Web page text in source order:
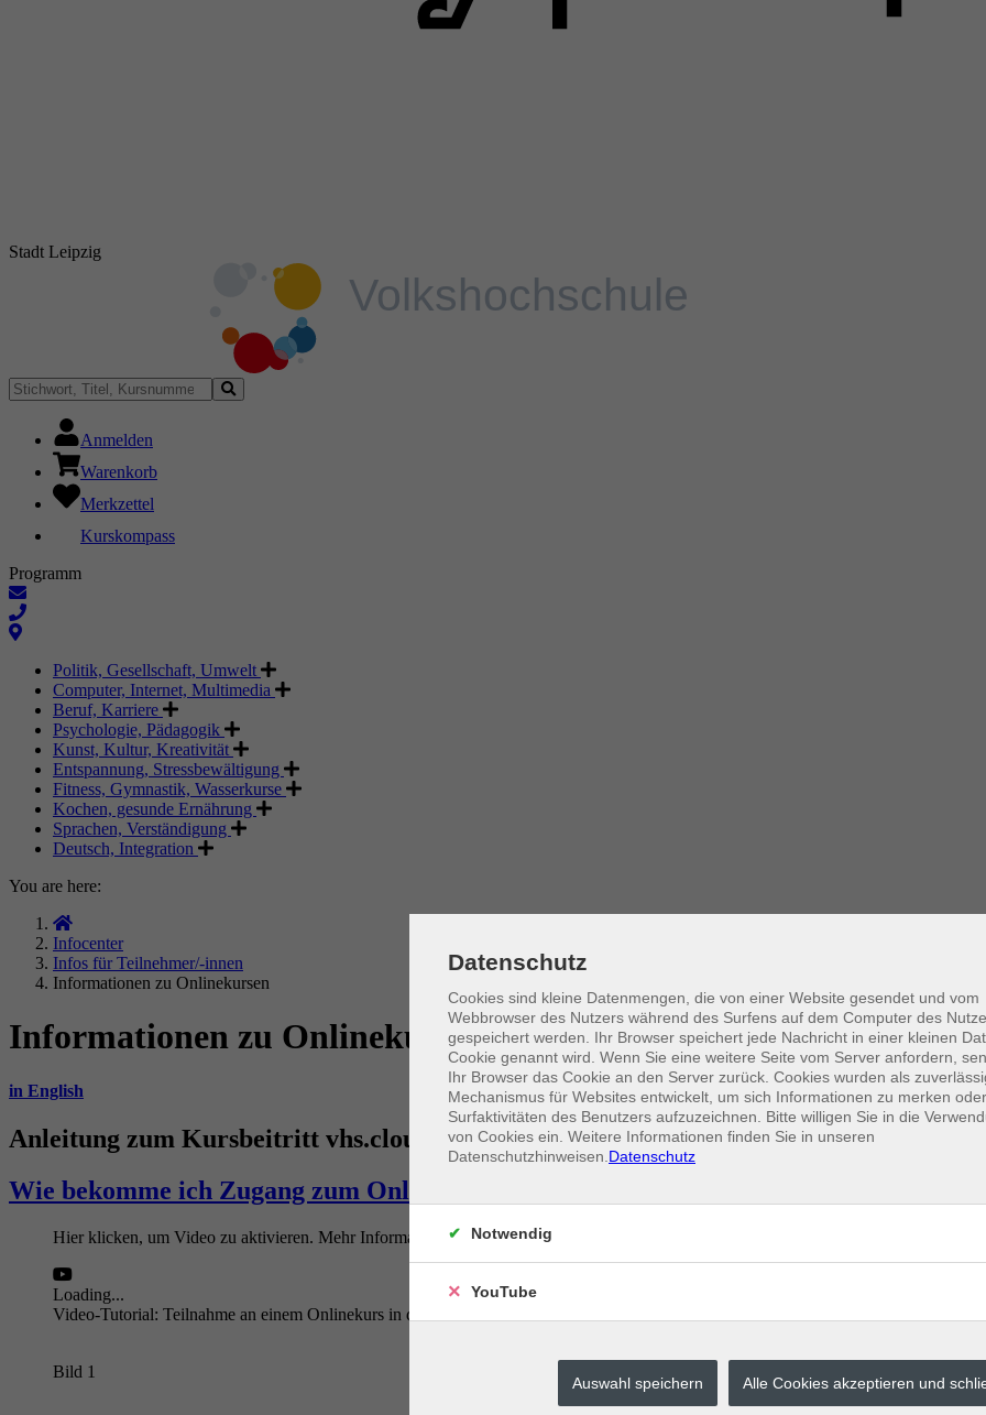
Stadt Leipzig
Anmelden
Warenkorb
Merkzettel
Kurskompass
Programm
Politik, Gesellschaft, Umwelt
Computer, Internet, Multimedia
Beruf, Karriere
Psychologie, Pädagogik
Kunst, Kultur, Kreativität
Entspannung, Stressbewältigung
Fitness, Gymnastik, Wasserkurse
Kochen, gesunde Ernährung
Sprachen, Verständigung
Deutsch, Integration
You are here:
Infocenter
Infos für Teilnehmer/-innen
Informationen zu Onlinekursen
Informationen zu Onlinekursen
in English
Anleitung zum Kursbeitritt vhs.cloud
Wie bekomme ich Zugang zum Onlinekurs?
Hier klicken, um Video zu aktivieren. Mehr Informationen zur Nutzung von Youtube-Videos können Sie unserer
Loading...
Video-Tutorial: Teilnahme an einem Onlinekurs in der vhs.cloud
Bild 1
Datenschutz
Cookies sind kleine Datenmengen, die von einer Website gesendet und vom
Webbrowser des Nutzers während des Surfens auf dem Computer des
gespeichert werden. Ihr Browser speichert jede Nachricht in einer kleinen
Cookie genannt wird. Wenn Sie eine weitere Seite vom Server anfordern,
Ihr Browser das Cookie an den Server zurück. Cookies wurden als
Mechanismus für Websites entwickelt, um sich Informationen zu merken
Surfaktivitäten des Benutzers aufzuzeichnen. Bitte willigen Sie in die
von Cookies ein. Weitere Informationen finden Sie in unseren
Datenschutzhinweisen. Datenschutz
Notwendig
YouTube
Auswahl speichern Alle Cookies akzeptieren und